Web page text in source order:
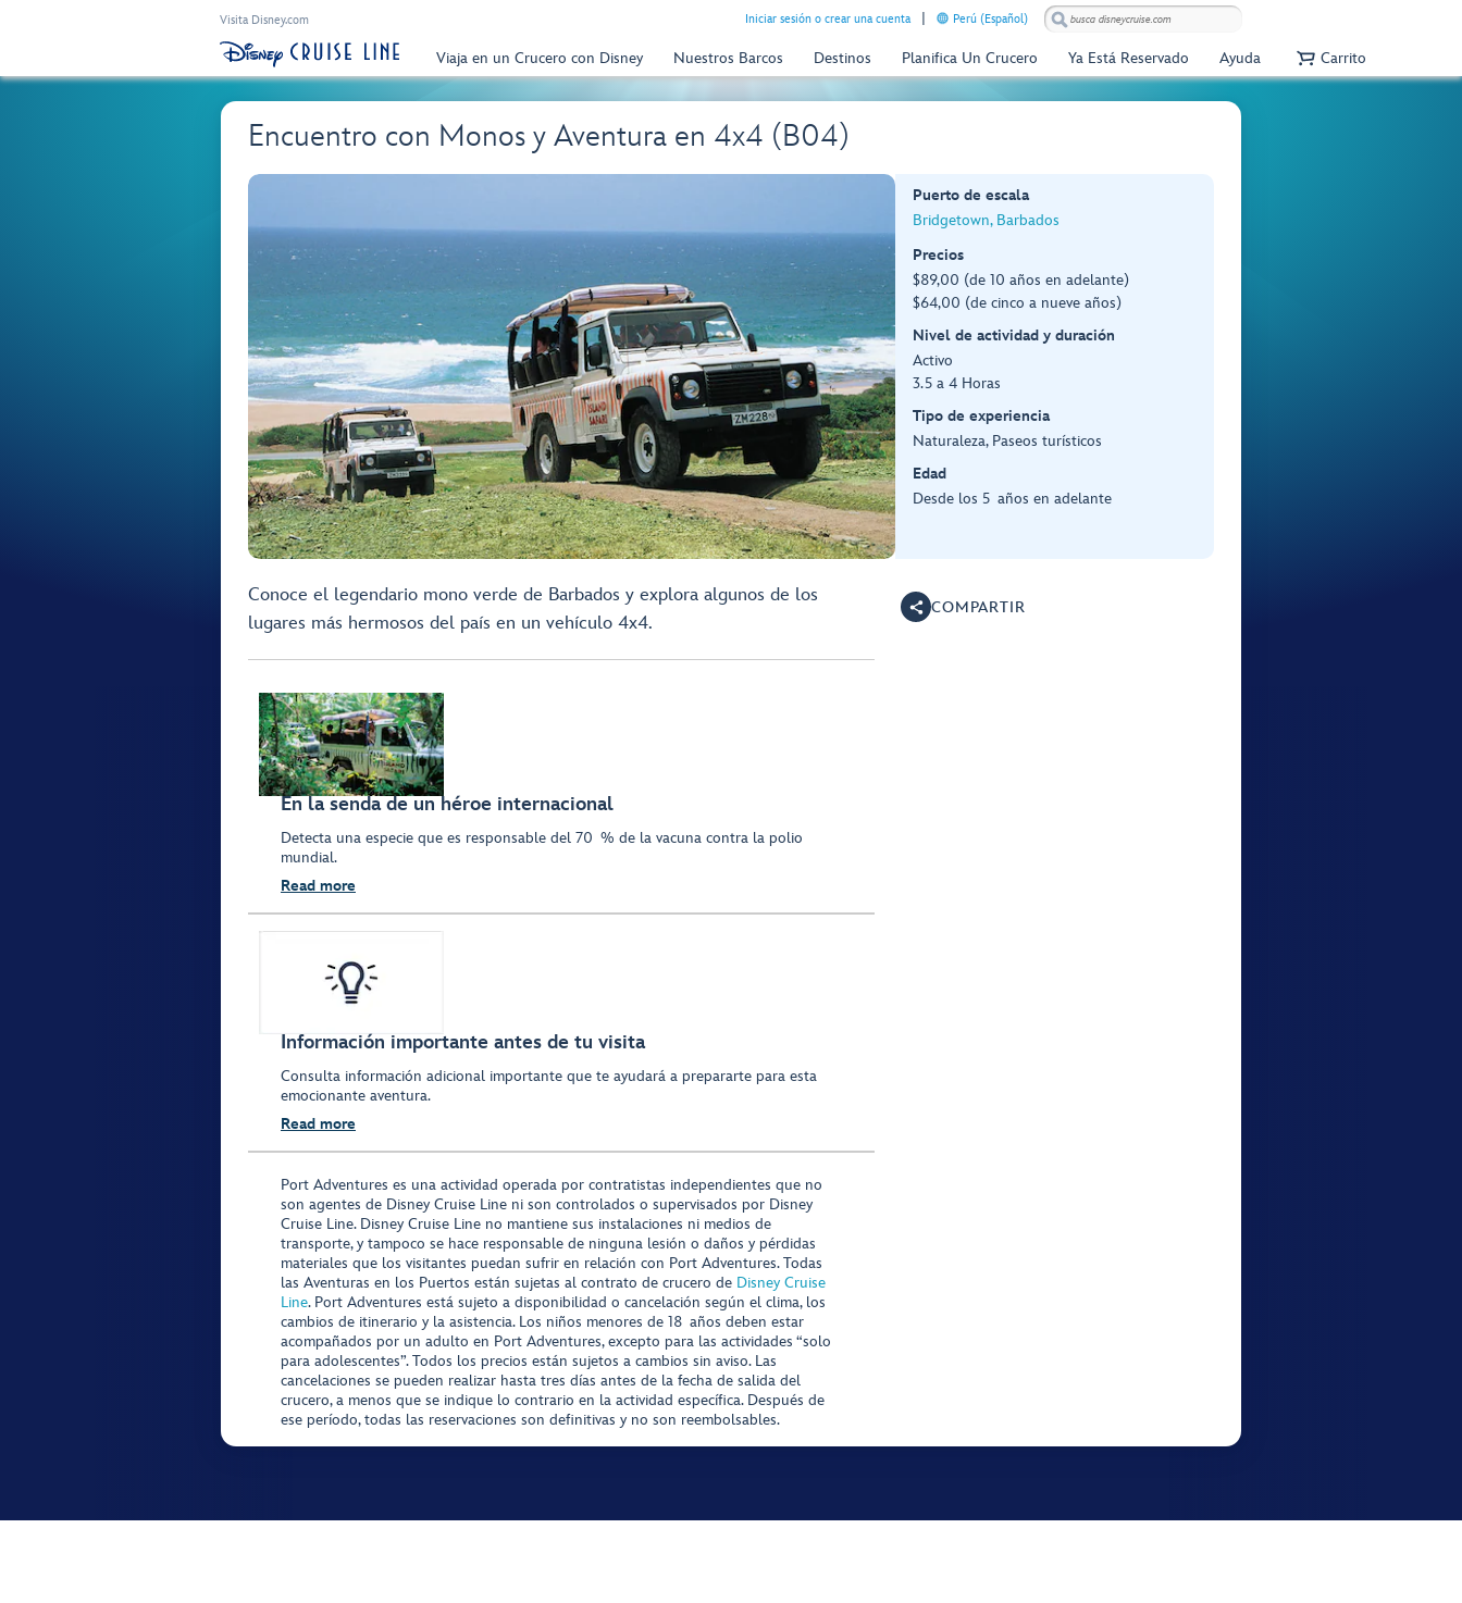
Visita Disney.com Iniciar sesión o crear una cuenta Perú (Español)
Viaja en un Crucero con Disney Nuestros Barcos Destinos Planifica Un Crucero Ya Está Reservado Ayuda Carrito
Encuentro con Monos y Aventura en 4x4 (B04)
Puerto de escala
Bridgetown, Barbados
Precios
$89,00 (de 10 años en adelante)
$64,00 (de cinco a nueve años)
Nivel de actividad y duración
Activo
3.5 a 4 Horas
Tipo de experiencia
Naturaleza, Paseos turísticos
Edad
Desde los 5 años en adelante
Conoce el legendario mono verde de Barbados y explora algunos de los
lugares más hermosos del país en un vehículo 4x4.
En la senda de un héroe internacional
Detecta una especie que es responsable del 70 % de la vacuna contra la polio
mundial.
Read more
Información importante antes de tu visita
Consulta información adicional importante que te ayudará a prepararte para esta
emocionante aventura.
Read more
Port Adventures es una actividad operada por contratistas independientes que no
son agentes de Disney Cruise Line ni son controlados o supervisados por Disney
Cruise Line. Disney Cruise Line no mantiene sus instalaciones ni medios de
transporte, y tampoco se hace responsable de ninguna lesión o daños y pérdidas
materiales que los visitantes puedan sufrir en relación con Port Adventures. Todas
las Aventuras en los Puertos están sujetas al contrato de crucero de Disney Cruise
Line. Port Adventures está sujeto a disponibilidad o cancelación según el clima, los
cambios de itinerario y la asistencia. Los niños menores de 18 años deben estar
acompañados por un adulto en Port Adventures, excepto para las actividades “solo
para adolescentes”. Todos los precios están sujetos a cambios sin aviso. Las
cancelaciones se pueden realizar hasta tres días antes de la fecha de salida del
crucero, a menos que se indique lo contrario en la actividad específica. Después de
ese período, todas las reservaciones son definitivas y no son reembolsables.
COMPARTIR